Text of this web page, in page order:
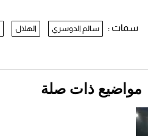
سمات : سالم الدوسري الهلال
مواضيع ذات صلة